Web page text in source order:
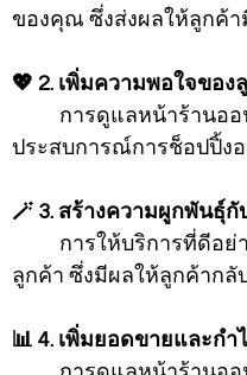
ของคุณ ซึ่งส่งผลให้ลูกค้
💖 2. เพิ่มความพอใจของ
การดูแลหน้าร้านอ
ประสบการณ์การช็อปปิ้ง
🪄 3. สร้างความผูกพันธุ์กั
การให้บริการที่ดีอ
ลูกค้า ซึ่งมีผลให้ลูกค้าก
📊 4. เพิ่มยอดขายและกำ